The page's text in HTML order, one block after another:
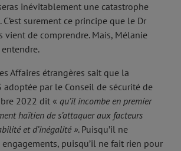
inévitablement une catastrophe
surement ce principe que le Dr
vient de comprendre. Mais, Mélanie
Affaires étrangères sait que la
par le Conseil de sécurité de
2022 dit « qu’il incombe en premier
haïtien de s’attaquer aux facteurs
et d’inégalité ». Puisqu’il ne
engagements, puisqu’il ne fait rien pour